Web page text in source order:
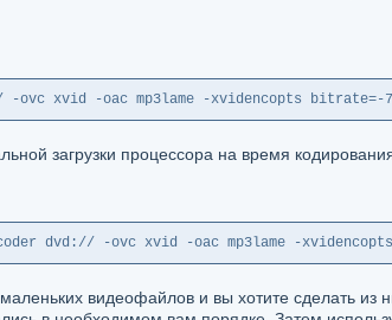
-ovc xvid -oac mp3lame -xvidencopts
загрузки процессора на время
dvd:// -ovc xvid -oac mp3lame -
маленьких видеофайлов и вы хотите сделать